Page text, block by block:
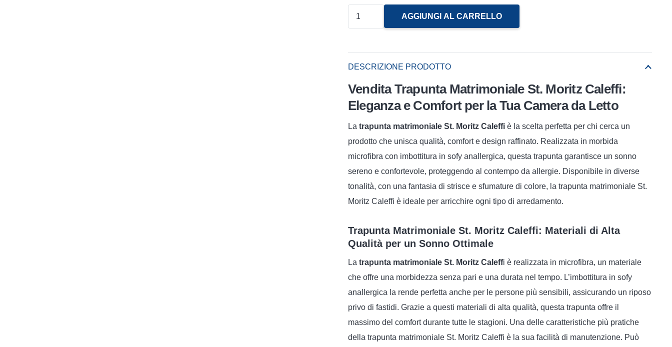
Trapunta
Matrimoniale
Caleffi
quantità
AGGIUNGI AL CARRELLO
DESCRIZIONE PRODOTTO
Vendita Trapunta Matrimoniale St. Moritz Caleffi:
Eleganza e Comfort per la Tua Camera da Letto
La trapunta matrimoniale St. Moritz Caleffi è la scelta perfetta per chi cerca un
prodotto che unisca qualità, comfort e design raffinato. Realizzata in morbida
microfibra con imbottitura in sofy anallergica, questa trapunta garantisce un sonno
sereno e confortevole, proteggendo al contempo da allergie. Disponibile in diverse
tonalità, con una fantasia di strisce e sfumature di colore, la trapunta matrimoniale St.
Moritz Caleffi è ideale per arricchire ogni tipo di arredamento.
Trapunta Matrimoniale St. Moritz Caleffi: Materiali di Alta
Qualità per un Sonno Ottimale
La trapunta matrimoniale St. Moritz Caleffi è realizzata in microfibra, un materiale
che offre una morbidezza senza pari e una durata nel tempo. L’imbottitura in sofy
anallergica la rende perfetta anche per le persone più sensibili, assicurando un riposo
privo di fastidi. Grazie a questi materiali di alta qualità, questa trapunta offre il
massimo del comfort durante tutte le stagioni. Una delle caratteristiche più pratiche
della trapunta matrimoniale St. Moritz Caleffi è la sua facilità di manutenzione. Può